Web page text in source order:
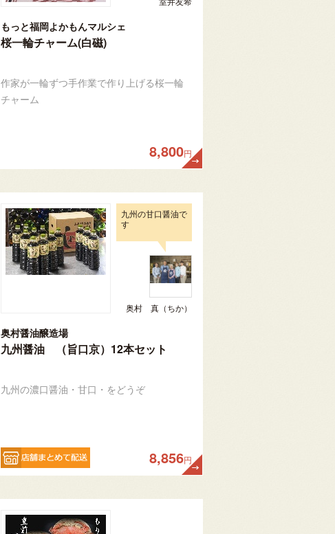
もっと福岡よかもんマルシェ
桜一輪チャーム(白磁)
作家が一輪ずつ手作業で作り上げる桜一輪
チャーム
8,800円
九州の甘口醤油で
す
奥村 真（ちか）
奥村醤油醸造場
九州醤油 （旨口京）12本セット
九州の濃口醤油・甘口・をどうぞ
8,856円